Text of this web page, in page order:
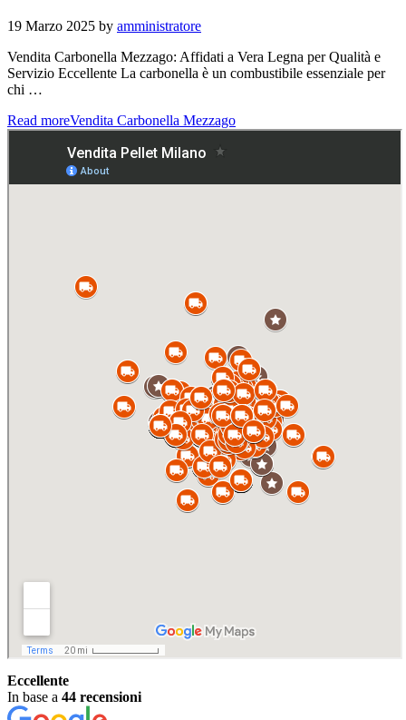
19 Marzo 2025 by amministratore
Vendita Carbonella Mezzago: Affidati a Vera Legna per Qualità e
Servizio Eccellente La carbonella è un combustibile essenziale per
chi …
Read moreVendita Carbonella Mezzago
Eccellente
In base a 44 recensioni